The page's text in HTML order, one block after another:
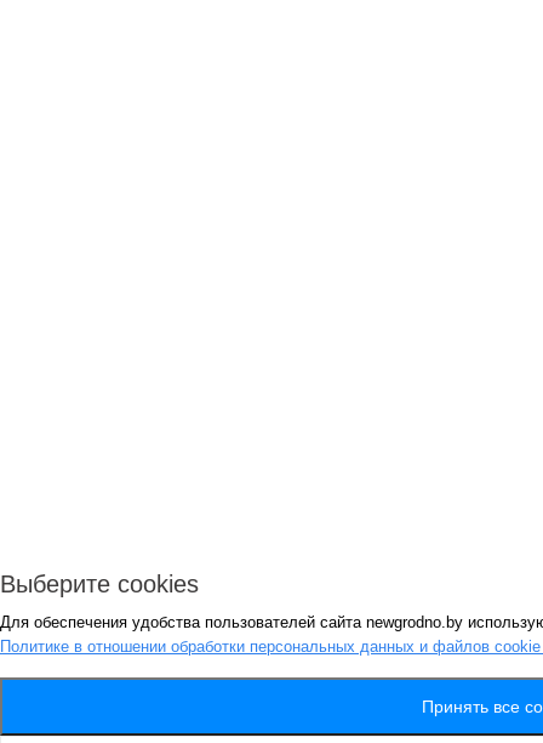
Выберите cookies
Для обеспечения удобства пользователей сайта newgrodno.by
Политике в отношении обработки персональных данных и файлов
Принять все